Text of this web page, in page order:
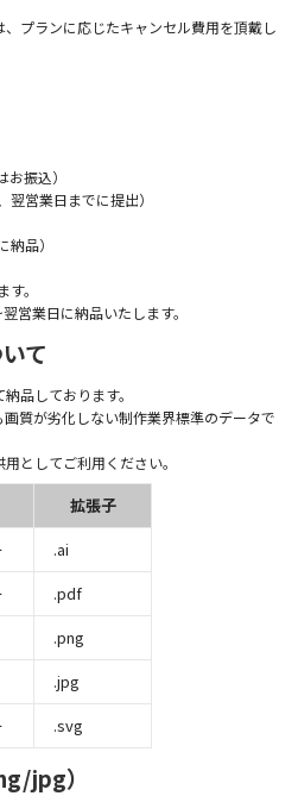
プランに応じたキャンセル費用を頂戴し
振込）
翌営業日までに提出）
品）
。
営業日に納品いたします。
て
品しております。
質が劣化しない制作業界標準のデータで
としてご利用ください。
拡張子
.ai
.pdf
.png
.jpg
.svg
jpg）